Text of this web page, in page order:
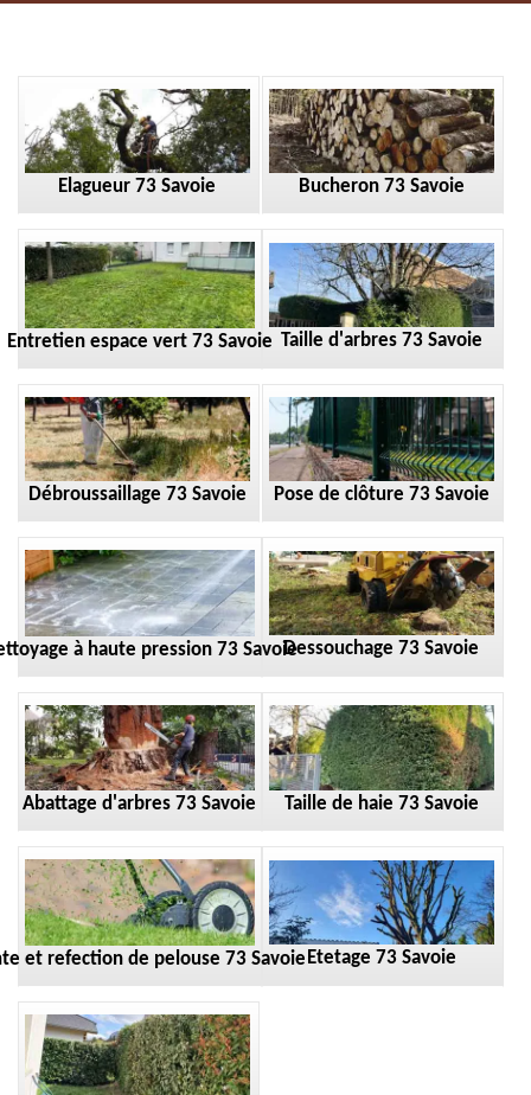
Elagueur 73 Savoie Bucheron 73 Savoie
Entretien espace vert 73 Savoie Taille d'arbres 73 Savoie
Débroussaillage 73 Savoie Pose de clôture 73 Savoie
à haute pression 73 SavoieDessouchage 73 Savoie
Abattage d'arbres 73 Savoie Taille de haie 73 Savoie
et refection de pelouse 73 Savoie Etetage 73 Savoie